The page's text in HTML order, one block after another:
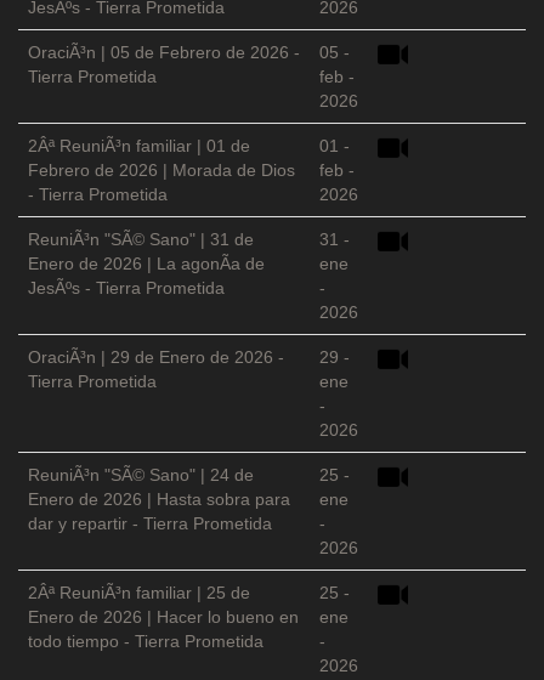
JesÃºs - Tierra Prometida
2026
OraciÃ³n | 05 de Febrero de 2026 -
Tierra Prometida
05 -
feb -
2026
2Âª ReuniÃ³n familiar | 01 de
Febrero de 2026 | Morada de Dios
- Tierra Prometida
01 -
feb -
2026
ReuniÃ³n "SÃ© Sano" | 31 de
Enero de 2026 | La agonÃ­a de
JesÃºs - Tierra Prometida
31 -
ene
-
2026
OraciÃ³n | 29 de Enero de 2026 -
Tierra Prometida
29 -
ene
-
2026
ReuniÃ³n "SÃ© Sano" | 24 de
Enero de 2026 | Hasta sobra para
dar y repartir - Tierra Prometida
25 -
ene
-
2026
2Âª ReuniÃ³n familiar | 25 de
Enero de 2026 | Hacer lo bueno en
todo tiempo - Tierra Prometida
25 -
ene
-
2026